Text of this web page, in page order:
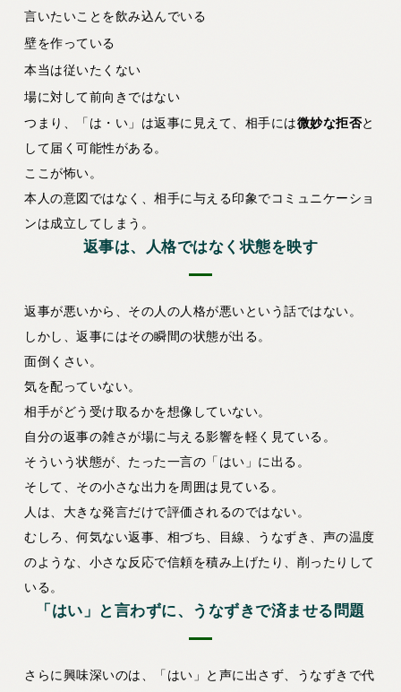
言いたいことを飲み込んでいる
壁を作っている
本当は従いたくない
場に対して前向きではない
つまり、「は・い」は返事に見えて、相手には微妙な拒否と
して届く可能性がある。
ここが怖い。
本人の意図ではなく、相手に与える印象でコミュニケーショ
ンは成立してしまう。
返事は、人格ではなく状態を映す
返事が悪いから、その人の人格が悪いという話ではない。
しかし、返事にはその瞬間の状態が出る。
面倒くさい。
気を配っていない。
相手がどう受け取るかを想像していない。
自分の返事の雑さが場に与える影響を軽く見ている。
そういう状態が、たった一言の「はい」に出る。
そして、その小さな出力を周囲は見ている。
人は、大きな発言だけで評価されるのではない。
むしろ、何気ない返事、相づち、目線、うなずき、声の温度
のような、小さな反応で信頼を積み上げたり、削ったりして
いる。
「はい」と言わずに、うなずきで済ませる問題
さらに興味深いのは、「はい」と声に出さず、うなずきで代